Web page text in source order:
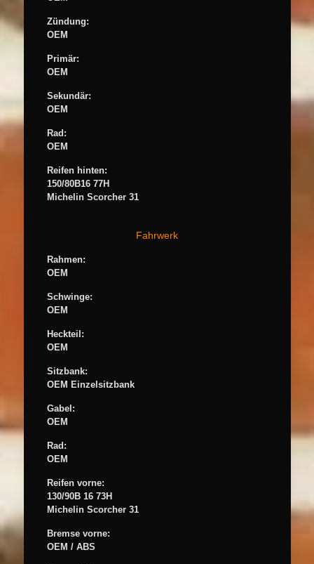
Zündung:
OEM
Primär:
OEM
Sekundär:
OEM
Rad:
OEM
Reifen hinten:
150/80B16 77H
Michelin Scorcher 31
Fahrwerk
Rahmen:
OEM
Schwinge:
OEM
Heckteil:
OEM
Sitzbank:
OEM Einzelsitzbank
Gabel:
OEM
Rad:
OEM
Reifen vorne:
130/90B 16 73H
Michelin Scorcher 31
Bremse vorne:
OEM / ABS